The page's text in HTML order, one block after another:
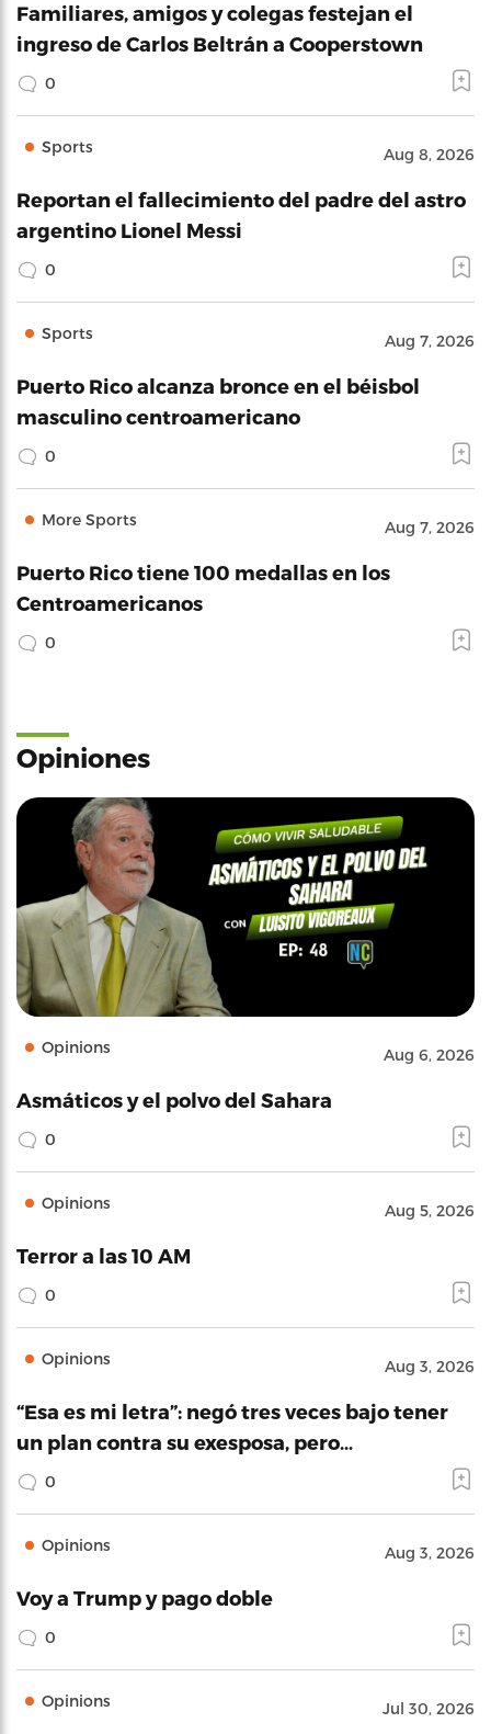
Familiares, amigos y colegas festejan el
ingreso de Carlos Beltrán a Cooperstown
0
Sports Aug 8, 2026
Reportan el fallecimiento del padre del astro
argentino Lionel Messi
0
Sports Aug 7, 2026
Puerto Rico alcanza bronce en el béisbol
masculino centroamericano
0
More Sports Aug 7, 2026
Puerto Rico tiene 100 medallas en los
Centroamericanos
0
Opiniones
Opinions Aug 6, 2026
Asmáticos y el polvo del Sahara
0
Opinions Aug 5, 2026
Terror a las 10 AM
0
Opinions Aug 3, 2026
“Esa es mi letra”: negó tres veces bajo tener
un plan contra su exesposa, pero…
0
Opinions Aug 3, 2026
Voy a Trump y pago doble
0
Opinions Jul 30, 2026